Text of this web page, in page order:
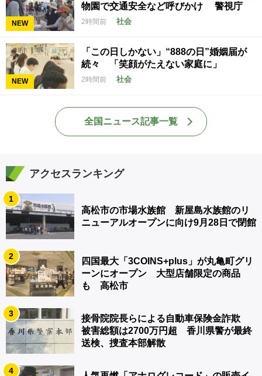
NEW
物園で交通安全など呼びかけ 警視庁
2時間前 社会
NEW
「この日しかない」“888の日”婚姻届が
続々 「笑顔がたえない家庭に」
2時間前 社会
全国ニュース記事一覧
アクセスランキング
1
高松市の市場水族館 新屋島水族館のリ
ニューアルオープンに向け9月28日で閉館
2
四国最大「3COINS+plus」が丸亀町グリ
ーンにオープン 大型店舗限定の商品
も 高松市
3
接骨院院長らによる自動車保険金詐欺
被害総額は2700万円超 香川県警が最終
送検、捜査本部解散
4